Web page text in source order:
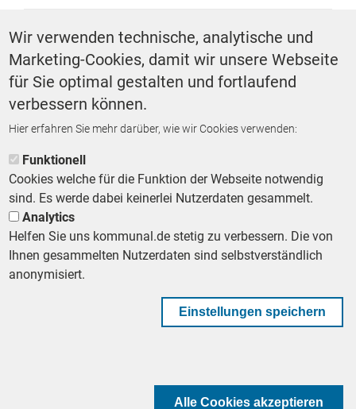
Forsa
ZURÜCK ZUR STARTSEITE
Footer First Navigation
MESSE KOMMUNAL LESERSERVICE AGB DATENSCHUTZ
IMPRESSUM
KOMMUNALBESCHAFFUNG
Footer Second Navigation
Wir verwenden technische, analytische und
Marketing-Cookies, damit wir unsere Webseite
für Sie optimal gestalten und fortlaufend
verbessern können.
Hier erfahren Sie mehr darüber, wie wir Cookies verwenden:
Funktionell
Cookies welche für die Funktion der Webseite notwendig
sind. Es werde dabei keinerlei Nutzerdaten gesammelt.
Analytics
Helfen Sie uns kommunal.de stetig zu verbessern. Die von
Ihnen gesammelten Nutzerdaten sind selbstverständlich
anonymisiert.
Einstellungen speichern
Alle Cookies akzeptieren